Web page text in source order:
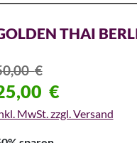
THAI
€
€
MwSt. zzgl. Versand